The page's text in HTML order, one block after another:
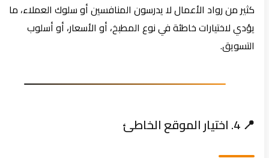
كثير من رواد الأعمال لا يدرسون المنافسين أو سلوك العملاء، ما
يؤدي لاختيارات خاطئة في نوع المطبخ، أو الأسعار، أو أسلوب
التسويق.